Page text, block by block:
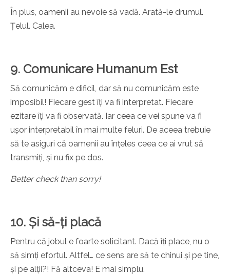
În plus, oamenii au nevoie să vadă. Arată-le drumul.
Țelul. Calea.
9. Comunicare Humanum Est
Să comunicăm e dificil, dar să nu comunicăm este
imposibil! Fiecare gest îți va fi interpretat. Fiecare
ezitare îți va fi observată. Iar ceea ce vei spune va fi
ușor interpretabil în mai multe feluri. De aceea trebuie
să te asiguri că oamenii au înțeles ceea ce ai vrut să
transmiți, și nu fix pe dos.
Better check than sorry!
10. Și să-ți placă
Pentru că jobul e foarte solicitant. Dacă îți place, nu o
să simți efortul. Altfel… ce sens are să te chinui și pe tine,
și pe alții?! Fă altceva! E mai simplu.